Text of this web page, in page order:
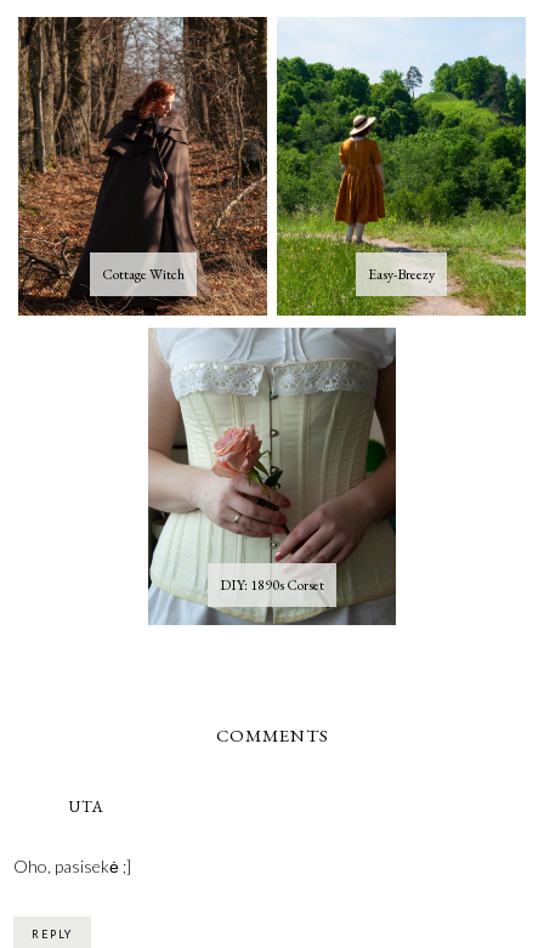
Cottage Witch Easy-Breezy
DIY: 1890s Corset
COMMENTS
UTA
Oho, pasisekė ;]
REPLY